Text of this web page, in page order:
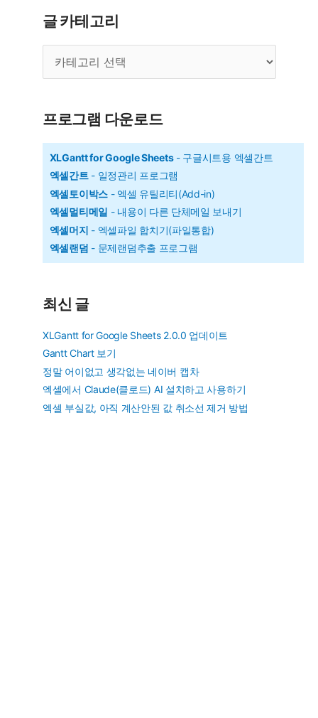
글 카테고리
테
리
프로그램 다운로드
XLGantt for Google Sheets- 구글시트용 엑셀간트
엑셀간트- 일정관리 프로그램
엑셀토이박스 - 엑셀 유틸리티(Add-in)
엑셀멀티메일 - 내용이 다른 단체메일 보내기
엑셀머지 - 엑셀파일 합치기(파일통합)
엑셀랜덤 - 문제랜덤추출 프로그램
최신 글
XLGantt for Google Sheets 2.0.0 업데이트
Gantt Chart 보기
정말 어이없고 생각없는 네이버 캡차
엑셀에서 Claude(클로드) AI 설치하고 사용하기
엑셀 부실값, 아직 계산안된 값 취소선 제거 방법